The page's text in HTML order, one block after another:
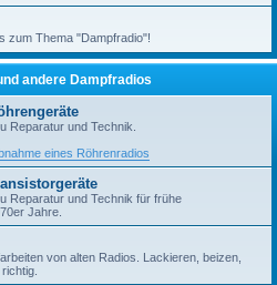
zum Thema "Dampfradio"!
andere Dampfradios
Reparatur und Technik.
eines Röhrenradios
Reparatur und Technik für frühe
Jahre.
von alten Radios. Lackieren, beizen,